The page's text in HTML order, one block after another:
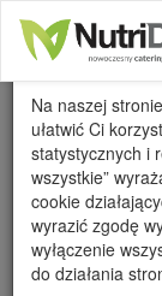
WSZYSTKIE
Wykorzystanie
Na naszej
ułatwić Ci
statystycznych i
wszystkie”
cookie
wyrazić zgodę
wyłączenie
do działania